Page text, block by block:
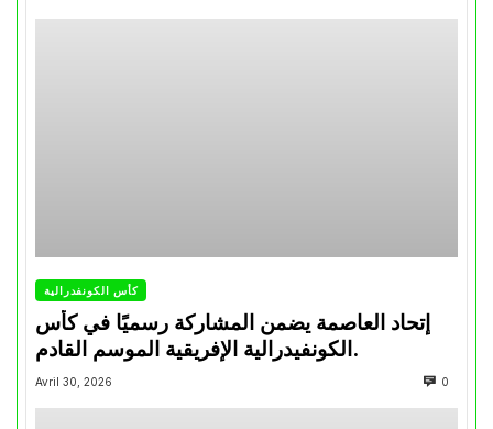
كأس الكونفدرالية
إتحاد العاصمة يضمن المشاركة رسميًا في كأس
الكونفيدرالية الإفريقية الموسم القادم.
Avril 30, 2026 0